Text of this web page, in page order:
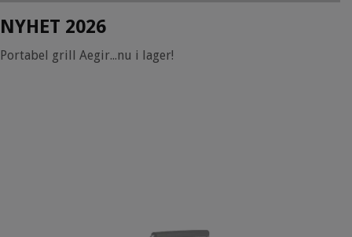
NYHET 2026
Portabel grill Aegir...nu i lager!